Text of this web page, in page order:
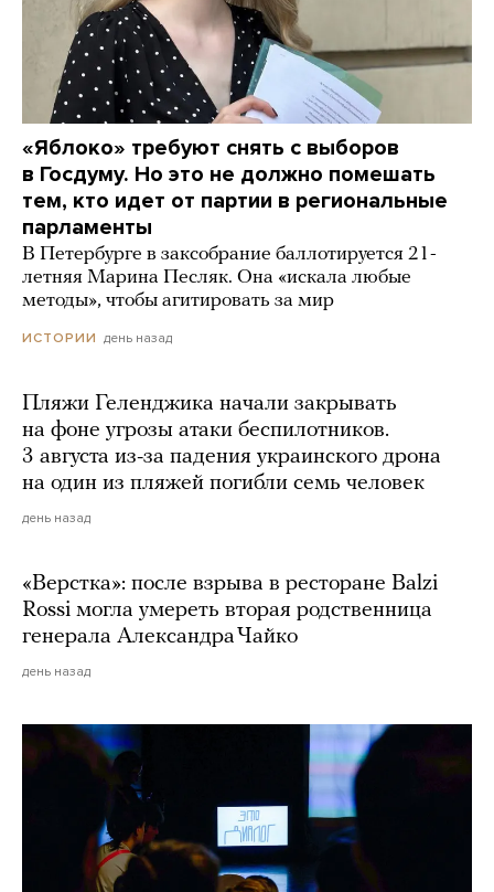
«Яблоко» требуют снять с выборов
в Госдуму. Но это не должно помешать
тем, кто идет от партии в региональные
парламенты
В Петербурге в заксобрание баллотируется 21-
летняя Марина Песляк. Она «искала любые
методы», чтобы агитировать за мир
ИСТОРИИ день назад
Пляжи Геленджика начали закрывать
на фоне угрозы атаки беспилотников.
3 августа из-за падения украинского дрона
на один из пляжей погибли семь человек
день назад
«Верстка»: после взрыва в ресторане Balzi
Rossi могла умереть вторая родственница
генерала Александра Чайко
день назад